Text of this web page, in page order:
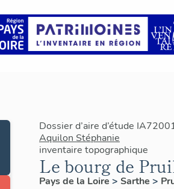
Dossier d’aire d’étude
Aquilon Stéphanie
inventaire topographique
Le bourg de
Pays de la Loire > Sarthe >